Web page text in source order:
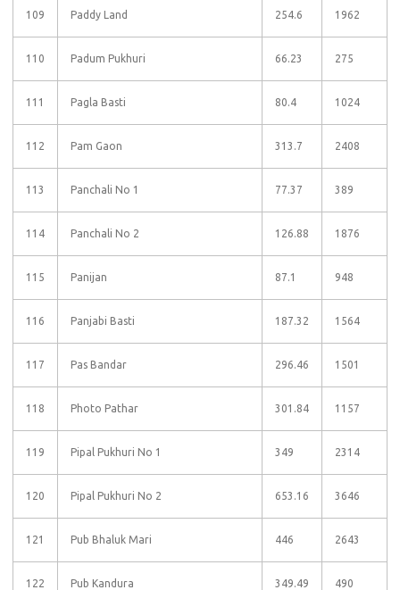
109 Paddy Land 254.6 1962
110 Padum Pukhuri 66.23 275
111 Pagla Basti 80.4 1024
112 Pam Gaon 313.7 2408
113 Panchali No 1 77.37 389
114 Panchali No 2 126.88 1876
115 Panijan 87.1 948
116 Panjabi Basti 187.32 1564
117 Pas Bandar 296.46 1501
118 Photo Pathar 301.84 1157
119 Pipal Pukhuri No 1 349 2314
120 Pipal Pukhuri No 2 653.16 3646
121 Pub Bhaluk Mari 446 2643
122 Pub Kandura 349.49 490